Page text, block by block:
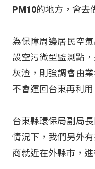
PM10的地方，會去
為保障周邊居民空
設空污微型監測點
灰渣，則強調會由
不會運回台東再利用
台東縣環保局副局
情況下，我們另外
商就近在外縣市，進